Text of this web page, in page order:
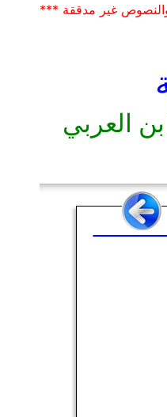
غير مدققة ***
العربي